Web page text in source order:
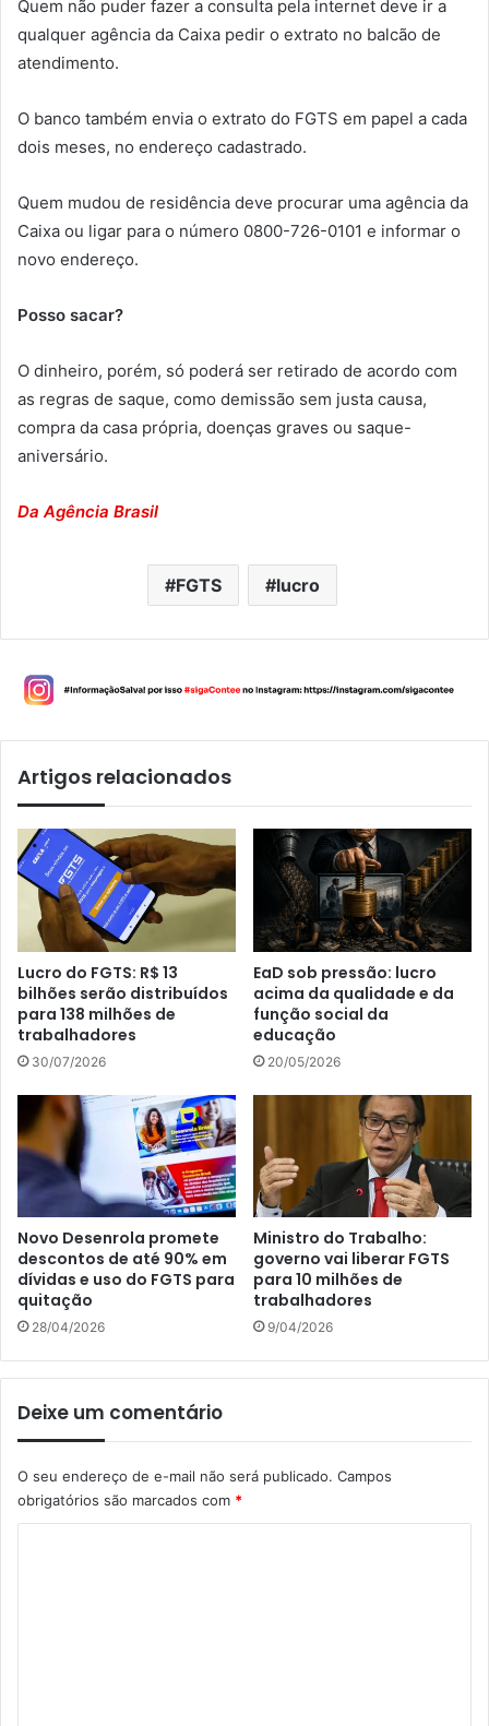
Quem não puder fazer a consulta pela internet deve ir a
qualquer agência da Caixa pedir o extrato no balcão de
atendimento.
O banco também envia o extrato do FGTS em papel a cada
dois meses, no endereço cadastrado.
Quem mudou de residência deve procurar uma agência da
Caixa ou ligar para o número 0800-726-0101 e informar o
novo endereço.
Posso sacar?
O dinheiro, porém, só poderá ser retirado de acordo com
as regras de saque, como demissão sem justa causa,
compra da casa própria, doenças graves ou saque-
aniversário.
Da Agência Brasil
FGTS lucro
Artigos relacionados
Lucro do FGTS: R$ 13
bilhões serão distribuídos
para 138 milhões de
trabalhadores
30/07/2026
EaD sob pressão: lucro
acima da qualidade e da
função social da
educação
20/05/2026
Novo Desenrola promete
descontos de até 90% em
dívidas e uso do FGTS para
quitação
28/04/2026
Ministro do Trabalho:
governo vai liberar FGTS
para 10 milhões de
trabalhadores
9/04/2026
Deixe um comentário
O seu endereço de e-mail não será publicado. Campos
obrigatórios são marcados com *